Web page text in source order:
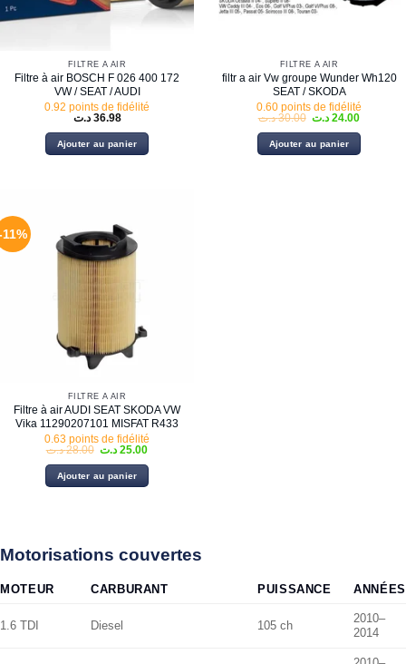
FILTRE À AIR
Filtre à air BOSCH F 026 400 172
VW / SEAT / AUDI
0.92 points de fidélité
36.98 د.ت
Ajouter au panier
FILTRE À AIR
filtr a air Vw groupe Wunder Wh120
SEAT / SKODA
0.60 points de fidélité
30.00 د.ت
Le
initial
était :
24.00 د.ت
Le
actuel
est :
Ajouter au panier
11%
FILTRE À AIR
Filtre à air AUDI SEAT SKODA VW
Vika 11290207101 MISFAT R433
0.63 points de fidélité
28.00 د.ت
Le
initial
était :
25.00 د.ت
Le
actuel
est :
Ajouter au panier
Motorisations couvertes
MOTEUR CARBURANT PUISSANCE ANNÉES
1.6 TDI Diesel 105 ch
2010–
2014